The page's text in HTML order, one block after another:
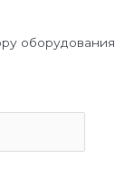
оборудования